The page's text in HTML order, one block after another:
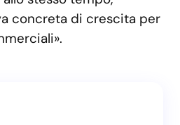
concreta di crescita per